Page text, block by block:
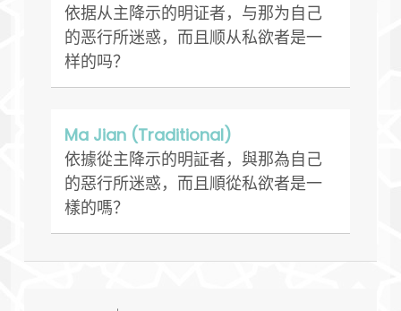
依据从主降示的明证者，与那为自己
的恶行所迷惑，而且顺从私欲者是一
样的吗？
Ma Jian (Traditional)
依據從主降示的明証者，與那為自己
的惡行所迷惑，而且順從私欲者是一
樣的嗎？